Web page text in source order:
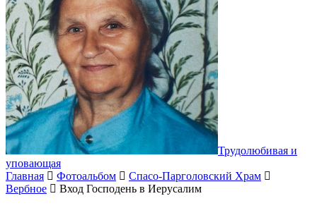
Трудолюбивая и
уповающая
Главная
Фотоальбом
Спасо-Парголовский Храм
Вербное
Вход Господень в Иерусалим